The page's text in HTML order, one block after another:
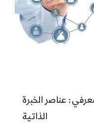
عناصر الخبرة
الذاتية